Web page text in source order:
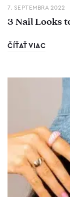
7. SEPTEMBRA 2022
3 Nail Looks
ČÍŤAŤ VIAC